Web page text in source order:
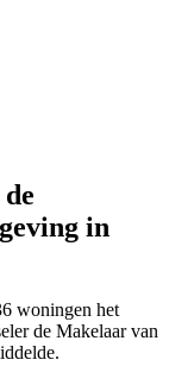
in
woningen het
de Makelaar van